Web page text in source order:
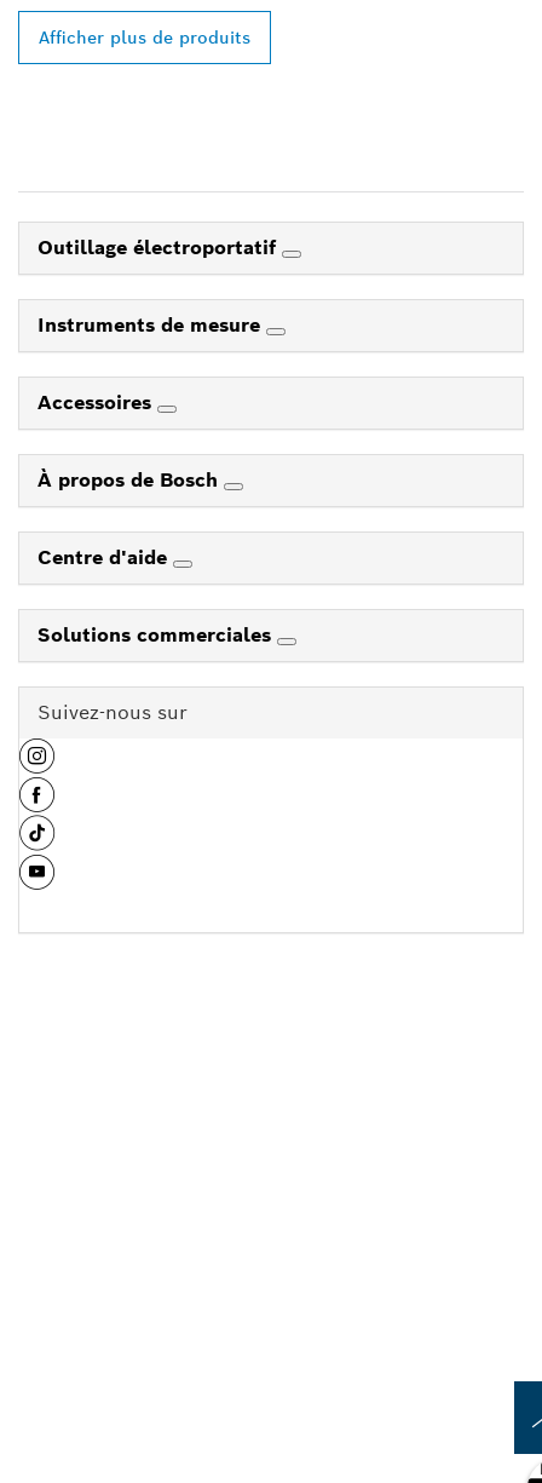
Afficher plus de produits
Outillage électroportatif
Instruments de mesure
Accessoires
À propos de Bosch
Centre d'aide
Solutions commerciales
Suivez-nous sur